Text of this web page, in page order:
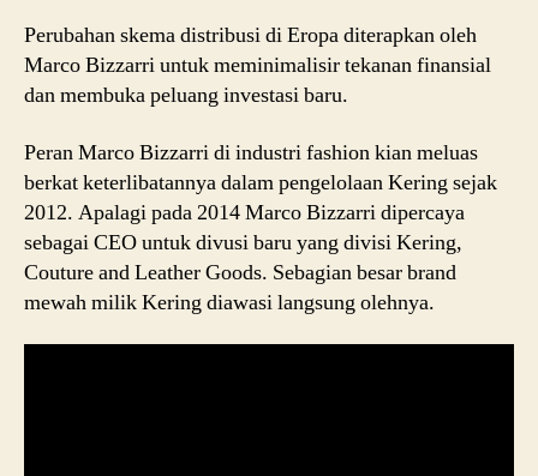
Perubahan skema distribusi di Eropa diterapkan oleh
Marco Bizzarri untuk meminimalisir tekanan finansial
dan membuka peluang investasi baru.
Peran Marco Bizzarri di industri fashion kian meluas
berkat keterlibatannya dalam pengelolaan Kering sejak
2012. Apalagi pada 2014 Marco Bizzarri dipercaya
sebagai CEO untuk divusi baru yang divisi Kering,
Couture and Leather Goods. Sebagian besar brand
mewah milik Kering diawasi langsung olehnya.